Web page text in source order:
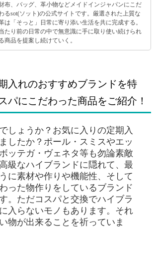
布、バッグ、革小物などメイドインジャパンにこだ
るsot(ソット)の公式サイトです。厳選された上質な
は「そっと」日常に寄り添い生活を共に完成する。
たり前の日常の中で無意識に手に取り使い続けられ
商品を提案し続けていく。
入れのおすすめブランドを特
パにこだわった商品をご紹介！
しょうか？お気に入りの定期入
したか？ポール・スミスやエッ
ッテガ・ヴェネタ等も勿論素敵
級なハイブランドに隠れて、最
に素材や作りや機能性、そして
った物作りをしているブランド
。ただコスパと交換でハイブラ
入らないモノもあります。それ
物が出来ることを祈っていま